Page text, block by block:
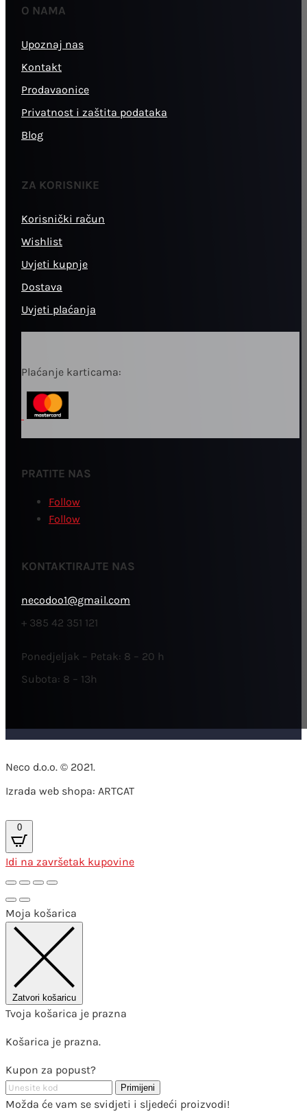
O NAMA
Upoznaj nas
Kontakt
Prodavaonice
Privatnost i zaštita podataka
Blog
ZA KORISNIKE
Korisnički račun
Wishlist
Uvjeti kupnje
Dostava
Uvjeti plaćanja
Plaćanje karticama:
PRATITE NAS
Follow
Follow
KONTAKTIRAJTE NAS
necodoo1@gmail.com
+ 385 42 351 121
Ponedjeljak – Petak: 8 – 20 h
Subota: 8 – 13h
Neco d.o.o. © 2021.
Izrada web shopa: ARTCAT
0
Idi na završetak kupovine
Moja košarica
Zatvori košaricu
Tvoja košarica je prazna
Košarica je prazna.
Kupon za popust?
Primijeni
Možda će vam se svidjeti i sljedeći proizvodi!